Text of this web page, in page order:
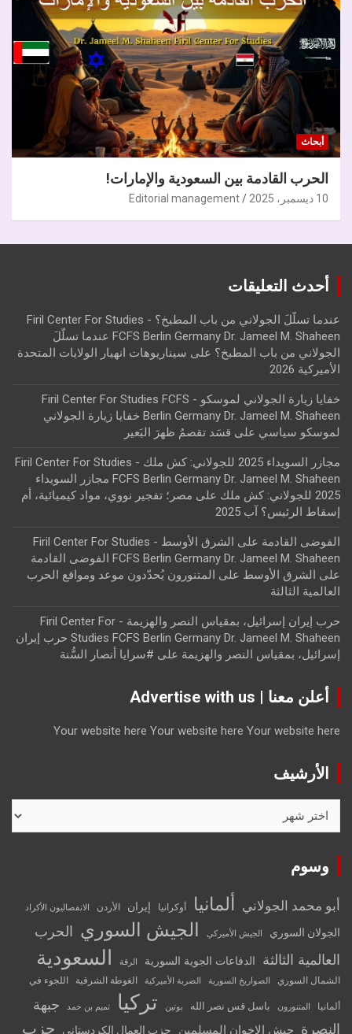
أبحاث
الحرب القادمة بين السعودية والإمارات!
10 ديسمبر، 2025 Editorial management
أحدث التعليقات
عندما تسلّلَ الجولاني من باب المطبخ؟ - Firil Center For Studies
FCFS Berlin Germany Dr. Jameel M. Shaheen عندما تسلّلَ
الجولاني من باب المطبخ؟ على سيناريوهات انهيار الولايات المتحدة
الأميركية 2026
خفايا زيارة الجولاني لموسكو - Firil Center For Studies FCFS
Berlin Germany Dr. Jameel M. Shaheen خفايا زيارة الجولاني
لموسكو سياسي على قسَد تقصمُ ظهرَ البَعير
مجازر السويداء 2025 للجولاني: كش ملك - Firil Center For Studies
FCFS Berlin Germany Dr. Jameel M. Shaheen مجازر السويداء
2025 للجولاني: كش ملك
على مصر؛ تفجير نووي، مواد كيميائية، أم
إسقاط الرئيس؟ آب 2025
الفوضى القادمة على الشرق الأوسط - Firil Center For Studies
FCFS Berlin Germany Dr. Jameel M. Shaheen الفوضى القادمة
على الشرق الأوسط على
المتنورون يُحدّدون موعد ومواقع الحرب
العالمية الثالثة
حرب إيران إسرائيل، بمقياس النصر والهزيمة - Firil Center For
Studies FCFS Berlin Germany Dr. Jameel M. Shaheen حرب إيران
إسرائيل، بمقياس النصر والهزيمة على #سرايا أنصار السُّنة
أعلن معنا | Advertise with us
Your website here Your website here Your website here
الأرشيف
وسوم
أبو محمد الجولاني ألمانيا أوكرانيا إيران الأردن الانفصاليون الأكراد
الجولان السوري الجيش الأميركي الجيش السوري الحرب
العالمية الثالثة
الدفاعات الجوية السورية الرقة السعودية
الشمال السوري الصواريخ السورية الضربة الأميركية الغوطة الشرقية اللجوء في
ألمانيا المتنورون باسل قس نصر الله بوتين تركيا تميم بن حمد
جبهة
النصرة
جيش الإخوان المسلمين حزب العمال الكردستاني حزب